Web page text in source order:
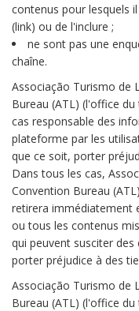
contenus pour lesquels
(link) ou de l'inclure ;
ne sont pas une
chaîne.
Associação Turismo de
Bureau (ATL) (l'office
cas responsable des
plateforme par les
que ce soit, porter
Dans tous les cas,
Convention Bureau
retirera immédiatement
ou tous les contenus
qui peuvent susciter
porter préjudice à des
Associação Turismo de
Bureau (ATL) (l'office